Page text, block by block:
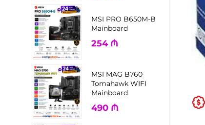
MSI PRO B650M-B
Mainboard
254 ₼
MSI MAG B760
Tomahawk WIFI
Mainboard
490 ₼